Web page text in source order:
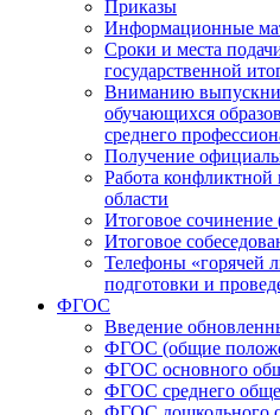
Приказы
Информационные
Сроки и места
государственной
Вниманию
обучающихся
среднего
Получение
Работа конфликтной
области
Итоговое сочинение
Итоговое
Телефоны «горячей
подготовки и
ФГОС
Введение
ФГОС (общие
ФГОС основного
ФГОС среднего